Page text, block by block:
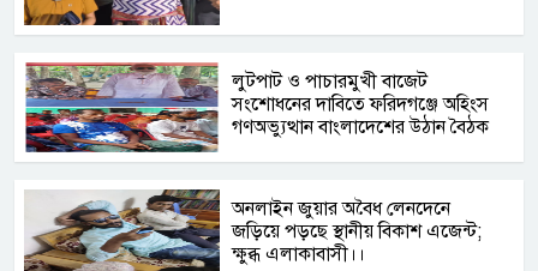
লুটপাট ও পাচারমুখী বাজেট
সংশোধনের দাবিতে ফরিদগঞ্জে অহিংস
গণঅভ্যুত্থান বাংলাদেশের উঠান বৈঠক
অনলাইন জুয়ার অবৈধ লেনদেনে
জড়িয়ে পড়ছে স্থানীয় বিকাশ এজেন্ট;
ক্ষুব্ধ এলাকাবাসী।।